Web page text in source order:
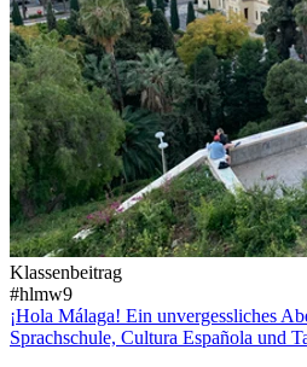
Klassenbeitrag
#hlmw9
¡Hola Málaga! Ein unvergessliches
Sprachschule, Cultura Española und